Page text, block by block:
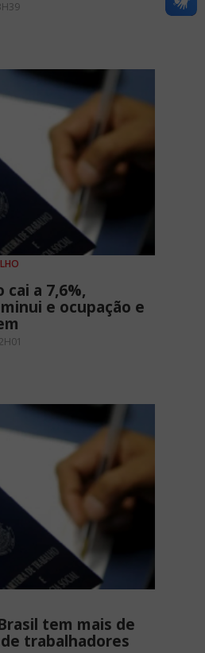
cai a 7,6%,
e ocupação e
tem mais de
trabalhadores